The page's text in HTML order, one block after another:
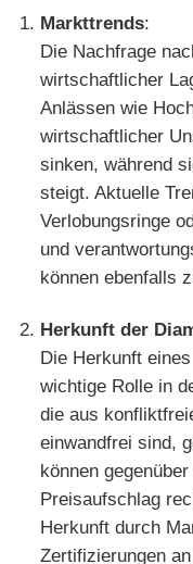
Markttrends:
Die Nachfrage
wirtschaftlicher
Anlässen wie
wirtschaftlicher
sinken, während
steigt. Aktuelle
Verlobungsringe
und
können ebenfalls
Herkunft der
Die Herkunft
wichtige Rolle in
die aus
einwandfrei sind,
können
Preisaufschlag
Herkunft durch
Zertifizierungen